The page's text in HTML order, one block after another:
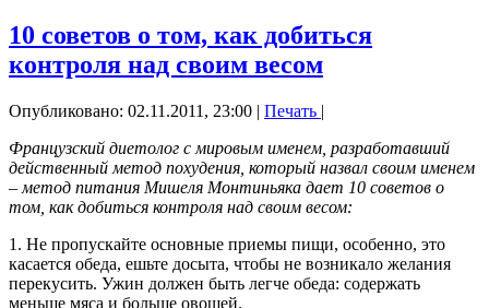
10 советов о том, как добиться
контроля над своим весом
Опубликовано: 02.11.2011, 23:00 | Печать |
Французский диетолог с мировым именем, разработавший
действенный метод похудения, который назвал своим именем
– метод питания Мишеля Монтиньяка дает 10 советов о
том, как добиться контроля над своим весом:
1. Не пропускайте основные приемы пищи, особенно, это
касается обеда, ешьте досыта, чтобы не возникало желания
перекусить. Ужин должен быть легче обеда: содержать
меньше мяса и больше овощей.